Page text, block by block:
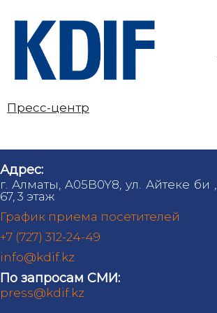
Пресс-центр
Адрес:
г. Алматы, A05B0Y8, ул. Айтеке би ,
67, 3 этаж
График приема посетителей
+7 (727) 312-24-49
info@kdif.kz
По запросам СМИ:
press@kdif.kz